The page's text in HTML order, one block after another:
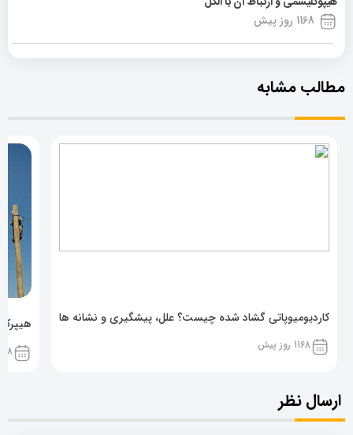
1168 روز پیش
مطالب مشابه
کاردیومیوپاتی گشاد شده چیست؟ علل، پیشگیری و نشانه ها
1168 روز پیش 1168
ارسال نظر